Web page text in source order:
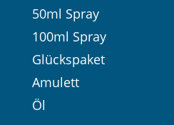
50ml Spray
100ml Spray
Glückspaket
Amulett
Öl